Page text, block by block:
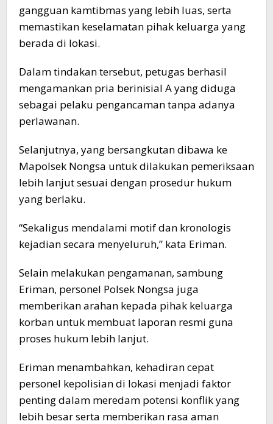
gangguan kamtibmas yang lebih luas, serta
memastikan keselamatan pihak keluarga yang
berada di lokasi.
Dalam tindakan tersebut, petugas berhasil
mengamankan pria berinisial A yang diduga
sebagai pelaku pengancaman tanpa adanya
perlawanan.
Selanjutnya, yang bersangkutan dibawa ke
Mapolsek Nongsa untuk dilakukan pemeriksaan
lebih lanjut sesuai dengan prosedur hukum
yang berlaku.
“Sekaligus mendalami motif dan kronologis
kejadian secara menyeluruh,” kata Eriman.
Selain melakukan pengamanan, sambung
Eriman, personel Polsek Nongsa juga
memberikan arahan kepada pihak keluarga
korban untuk membuat laporan resmi guna
proses hukum lebih lanjut.
Eriman menambahkan, kehadiran cepat
personel kepolisian di lokasi menjadi faktor
penting dalam meredam potensi konflik yang
lebih besar serta memberikan rasa aman